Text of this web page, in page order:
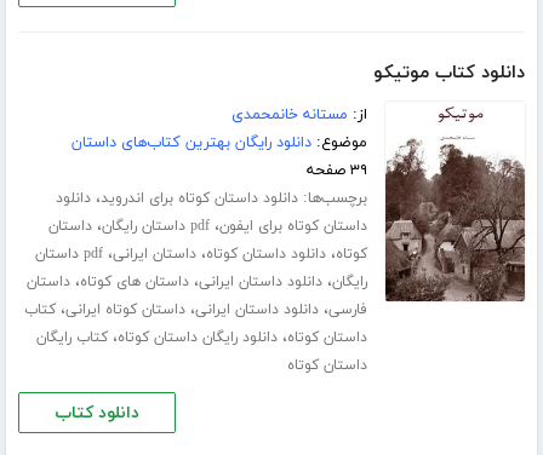
دانلود کتاب موتیکو
از: مستانه خانمحمدی
موضوع:دانلود رایگان بهترین کتاب‌های داستان
۳۹ صفحه
برچسب‌ها:دانلود داستان کوتاه برای اندروید،دانلود
داستان کوتاه برای ایفون،pdf داستان رایگان ،داستان
کوتاه،دانلود داستان کوتاه،داستان ایرانی،
pdf داستان
رایگان،دانلود داستان ایرانی،داستان های کوتاه،داستان
فارسی،دانلود داستان ایرانی،داستان کوتاه ایرانی،کتاب
داستان کوتاه،دانلود رایگان داستان کوتاه،کتاب رایگان
داستان کوتاه
دانلود کتاب